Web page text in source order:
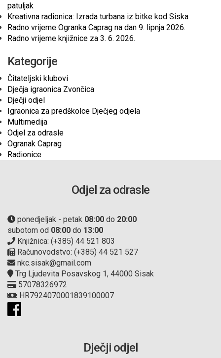
patuljak
Kreativna radionica: Izrada turbana iz bitke kod Siska
Radno vrijeme Ogranka Caprag na dan 9. lipnja 2026.
Radno vrijeme knjižnice za 3. 6. 2026.
Kategorije
Čitateljski klubovi
Dječja igraonica Zvončica
Dječji odjel
Igraonica za predškolce Dječjeg odjela
Multimedija
Odjel za odrasle
Ogranak Caprag
Radionice
Odjel za odrasle
ponedjeljak - petak 08:00 do 20:00
subotom od 08:00 do 13:00
Knjižnica: (+385) 44 521 803
Računovodstvo: (+385) 44 521 527
nkc.sisak@gmail.com
Trg Ljudevita Posavskog 1, 44000 Sisak
57078326972
HR7924070001839100007
Dječji odjel